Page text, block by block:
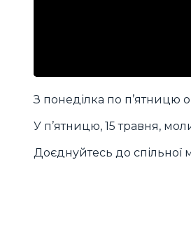
З понеділка по п’ятницю
У п’ятницю, 15 травня,
Доєднуйтесь до спільної